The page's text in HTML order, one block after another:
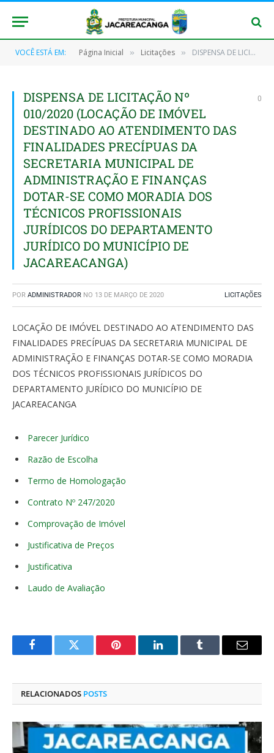
VOCÊ ESTÁ EM: Página Inicial » Licitações » DISPENSA DE LICITAÇÃO Nº 010/2020 (LOCAÇÃO DE IMÓVEL DESTINADO AO ATENDIMENTO DAS FINALIDADES PRECÍPUAS DA SECRETARIA MUNICIPAL DE ADMINISTRAÇÃO E FINANÇAS DOTAR-SE COMO MORADIA DOS TÉCNICOS PROFISSIONAIS JURÍDICOS DO DEPARTAMENTO JURÍDICO DO MUNICÍPIO DE JACAREACANGA)
DISPENSA DE LICITAÇÃO Nº
010/2020 (LOCAÇÃO DE IMÓVEL
DESTINADO AO ATENDIMENTO DAS
FINALIDADES PRECÍPUAS DA
SECRETARIA MUNICIPAL DE
ADMINISTRAÇÃO E FINANÇAS
DOTAR-SE COMO MORADIA DOS
TÉCNICOS PROFISSIONAIS
JURÍDICOS DO DEPARTAMENTO
JURÍDICO DO MUNICÍPIO DE
JACAREACANGA)
0
POR ADMINISTRADOR NO 13 DE MARÇO DE 2020 LICITAÇÕES
LOCAÇÃO DE IMÓVEL DESTINADO AO ATENDIMENTO DAS
FINALIDADES PRECÍPUAS DA SECRETARIA MUNICIPAL DE
ADMINISTRAÇÃO E FINANÇAS DOTAR-SE COMO MORADIA
DOS TÉCNICOS PROFISSIONAIS JURÍDICOS DO
DEPARTAMENTO JURÍDICO DO MUNICÍPIO DE
JACAREACANGA
Parecer Jurídico
Razão de Escolha
Termo de Homologação
Contrato Nº 247/2020
Comprovação de Imóvel
Justificativa de Preços
Justificativa
Laudo de Avaliação
FacebookTwitter Pinterest O
Tumblr
E-
RELACIONADOS POSTS